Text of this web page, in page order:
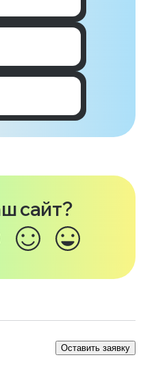
сайт?
Оставить заявку